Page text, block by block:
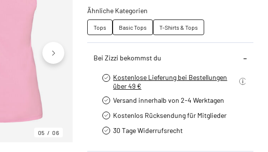
05 06
Ähnliche Kategorien
Tops Basic Tops T-Shirts & Tops
Bei Zizzi bekommst du
Kostenlose Lieferung bei Bestellungen
über 49 €
Versand innerhalb von 2-4 Werktagen
Kostenlos Rücksendung für Mitglieder
30 Tage Widerrufsrecht